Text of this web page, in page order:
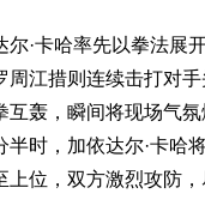
尔·卡哈率先以拳法展
周江措则连续击打对
互轰，瞬间将现场气
半时，加依达尔·卡哈
上位，双方激烈攻防